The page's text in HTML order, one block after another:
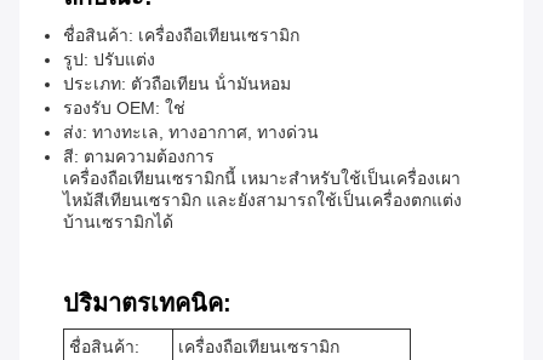
ชื่อสินค้า: เครื่องถือเทียนเซรามิก
รูป: ปรับแต่ง
ประเภท: ตัวถือเทียน น้ํามันหอม
รองรับ OEM: ใช่
ส่ง: ทางทะเล, ทางอากาศ, ทางด่วน
สี: ตามความต้องการ
เครื่องถือเทียนเซรามิกนี้ เหมาะสําหรับใช้เป็นเครื่องเผา
ไหม้สีเทียนเซรามิก และยังสามารถใช้เป็นเครื่องตกแต่ง
บ้านเซรามิกได้
ปริมาตรเทคนิค:
ชื่อสินค้า: เครื่องถือเทียนเซรามิก